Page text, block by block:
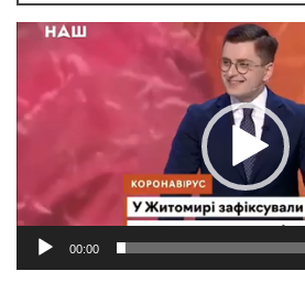
Відеопрогравач
00:00